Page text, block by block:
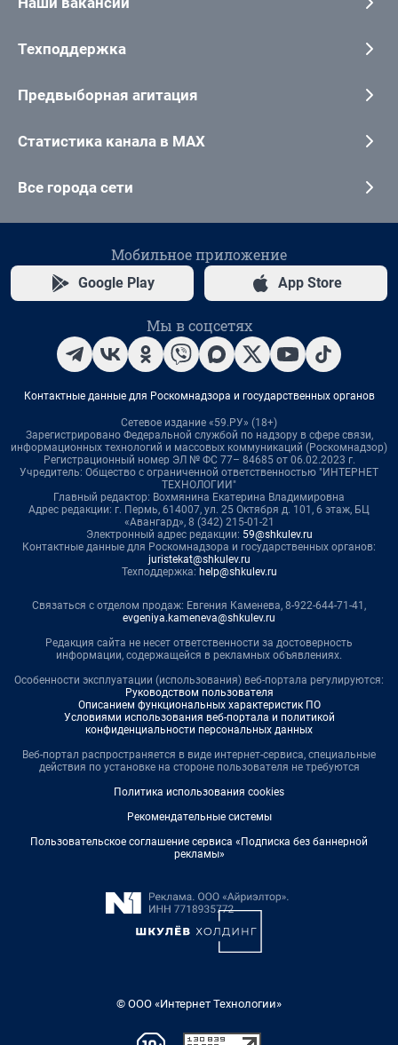
Техподдержка
Предвыборная агитация
Статистика канала в MAX
Все города сети
Мобильное приложение
Google Play App Store
Мы в соцсетях
Контактные данные для Роскомнадзора и государственных органов
Сетевое издание «59.РУ» (18+)
Зарегистрировано Федеральной службой по надзору в сфере связи,
информационных технологий и массовых коммуникаций (Роскомнадзор)
Регистрационный номер ЭЛ № ФС 77– 84685 от 06.02.2023 г.
Учредитель: Общество с ограниченной ответственностью "ИНТЕРНЕТ
ТЕХНОЛОГИИ"
Главный редактор: Вохмянина Екатерина Владимировна
Адрес редакции: г. Пермь, 614007, ул. 25 Октября д. 101, 6 этаж, БЦ
«Авангард», 8 (342) 215-01-21
Электронный адрес редакции: 59@shkulev.ru
Контактные данные для Роскомнадзора и государственных органов:
juristekat@shkulev.ru
Техподдержка: help@shkulev.ru
Связаться с отделом продаж: Евгения Каменева, 8-922-644-71-41,
evgeniya.kameneva@shkulev.ru
Редакция сайта не несет ответственности за достоверность
информации, содержащейся в рекламных объявлениях.
Особенности эксплуатации (использования) веб-портала регулируются:
Руководством пользователя
Описанием функциональных характеристик ПО
Условиями использования веб-портала и политикой
конфиденциальности персональных данных
Веб-портал распространяется в виде интернет-сервиса, специальные
действия по установке на стороне пользователя не требуются
Политика использования cookies
Рекомендательные системы
Пользовательское соглашение сервиса «Подписка без баннерной
рекламы»
© ООО «Интернет Технологии»